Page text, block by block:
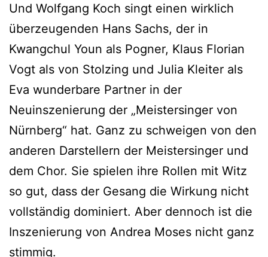
Und Wolfgang Koch singt einen wirklich
überzeugenden Hans Sachs, der in
Kwangchul Youn als Pogner, Klaus Florian
Vogt als von Stolzing und Julia Kleiter als
Eva wunderbare Partner in der
Neuinszenierung der „Meistersinger von
Nürnberg“ hat. Ganz zu schweigen von den
anderen Darstellern der Meistersinger und
dem Chor. Sie spielen ihre Rollen mit Witz
so gut, dass der Gesang die Wirkung nicht
vollständig dominiert. Aber dennoch ist die
Inszenierung von Andrea Moses nicht ganz
stimmig.